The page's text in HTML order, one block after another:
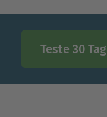
Teste 30